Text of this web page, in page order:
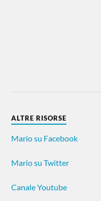
ALTRE RISORSE
Mario su Facebook
Mario su Twitter
Canale Youtube